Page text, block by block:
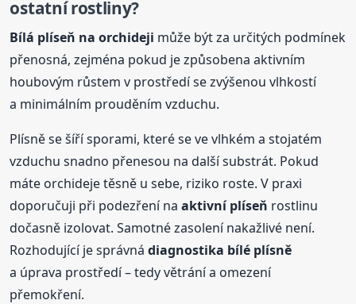
ostatní rostliny?
Bílá plíseň na orchideji může být za určitých podmínek
přenosná, zejména pokud je způsobena aktivním
houbovým růstem v prostředí se zvýšenou vlhkostí
a minimálním prouděním vzduchu.
Plísně se šíří sporami, které se ve vlhkém a stojatém
vzduchu snadno přenesou na další substrát. Pokud
máte orchideje těsně u sebe, riziko roste. V praxi
doporučuji při podezření naaktivní plíseň rostlinu
dočasně izolovat. Samotné zasolení nakažlivé není.
Rozhodující je správnádiagnostika bílé plísně
a úprava prostředí – tedy větrání a omezení
přemokření.